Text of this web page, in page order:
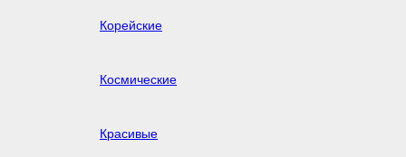
Корейские
Космические
Красивые